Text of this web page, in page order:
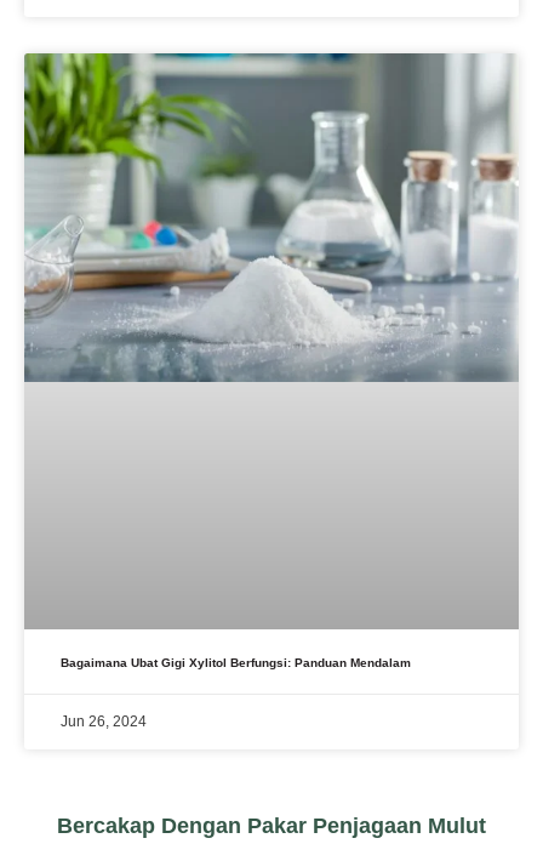
Bagaimana Ubat Gigi Xylitol Berfungsi: Panduan Mendalam
Jun 26, 2024
Bercakap Dengan Pakar Penjagaan Mulut